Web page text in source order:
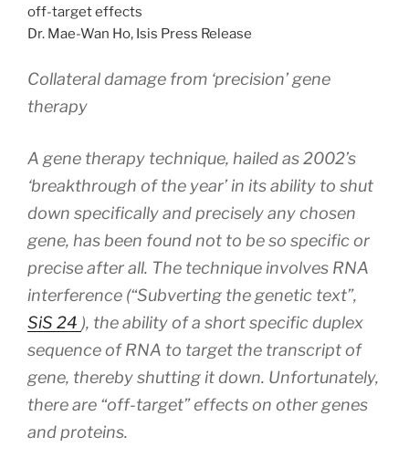
off-target effects
Dr. Mae-Wan Ho, Isis Press Release
Collateral damage from ‘precision’ gene
therapy
A gene therapy technique, hailed as 2002’s
‘breakthrough of the year’ in its ability to shut
down specificallyand preciselyany chosen
gene, has been found not to be so specific or
precise after all. The technique involves RNA
interference (“Subverting the genetic text”,
SiS 24 ), the ability of a short specific duplex
sequence of RNA to target the transcript of
gene, thereby shutting it down. Unfortunately,
there are “off-target” effects on other genes
and proteins.